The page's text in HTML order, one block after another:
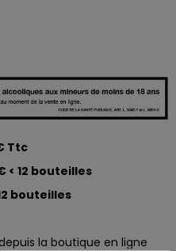
Ttc
< 12 bouteilles
bouteilles
la boutique en ligne